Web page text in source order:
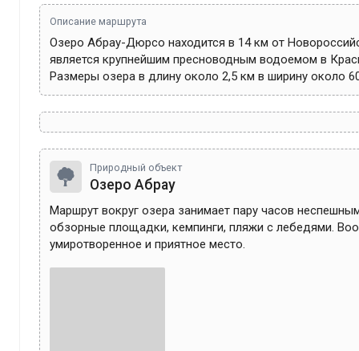
Описание маршрута
Озеро Абрау-Дюрсо находится в 14 км от
является крупнейшим пресноводным водоемом в
Размеры озера в длину около 2,5 км в ширину около
Природный объект
Озеро Абрау
Маршрут вокруг озера занимает пару часов
обзорные площадки, кемпинги, пляжи с лебедями.
умиротворенное и приятное место.